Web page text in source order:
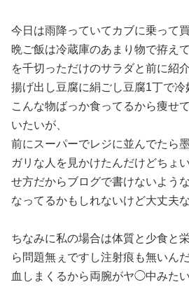
今日は雨降っていてカブに乗って
晩ご飯は冷蔵庫のあまり物で拵え
を千切っただけのサラダと前に紹
揚げ出し豆腐に絹ごし豆腐1丁で
こんな物ばっか食ってるから痩せ
いたいが、
前にスーパーでレジに並んでたら
ガリな人を見かけたんだけどちょ
せ方だからブログで書けないよう
なってるかもしれないけど大丈夫
ちなみに私の場合は体質と少食と
ら問題無ぇですし注射痕も無いん
血しまくるから両腕がヤ◯中みた